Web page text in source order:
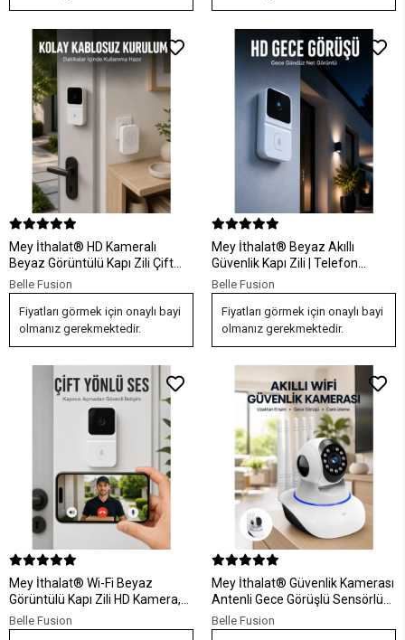
Mey İthalat® HD Kameralı
Beyaz Görüntülü Kapı Zili Çift
Yönlü Sesli Wi-Fi Akıllı Kapı Zili
Belle Fusion
Fiyatları görmek için onaylı bayi
olmanız gerekmektedir.
Mey İthalat® Beyaz Akıllı
Güvenlik Kapı Zili | Telefon
Kontrollü Wi-Fi Görüntülü Kapı
Zili
Belle Fusion
Fiyatları görmek için onaylı bayi
olmanız gerekmektedir.
Mey İthalat® Wi-Fi Beyaz
Görüntülü Kapı Zili HD Kamera,
Gece Görüşü ve Çift Yönlü
Konuşma Özellikli
Belle Fusion
Mey İthalat® Güvenlik Kamerası
Antenli Gece Görüşlü Sensörlü
Harekete Duyarlı Yeni Nesil
Belle Fusion